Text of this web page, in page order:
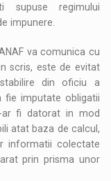
supuse regimului
impunere.
va comunica cu
scris, este de evitat
din oficiu a
fie imputate obligatii
fi datorat in mod
atat baza de calcul,
informatii colectate
prin prisma unor